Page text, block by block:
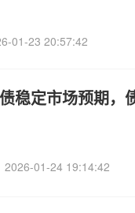
01-23 20:57:42
稳定市场预期，
2026-01-24 19:14:42